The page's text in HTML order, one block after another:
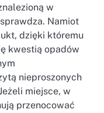
w
Namiot
dzięki któremu
kwestią opadów
nieproszonych
miejsce, w
przenocować